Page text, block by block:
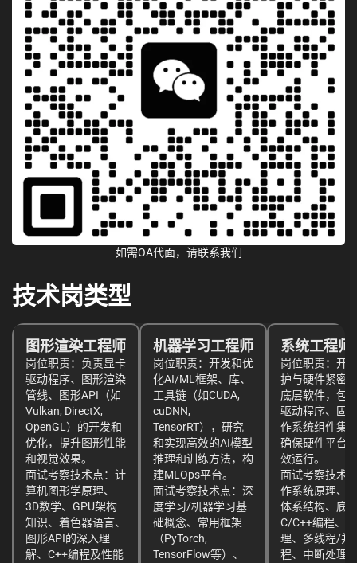
如需OA代面，请联系我们
技术岗类型
图形渲染工程师
岗位职责：负责显卡
驱动程序、图形渲染
管线、图形API（如
Vulkan, DirectX,
OpenGL）的开发和
优化，提升图形性能
和视觉效果。
面试考察技术点：计
算机图形学原理、
3D数学、GPU架构
知识、着色器语言、
图形API的深入理
解、C++编程及性能
机器学习工程师
岗位职责：开发和优
化AI/ML框架、库、
工具链（如CUDA,
cuDNN,
TensorRT），研究
和实现高效的AI模型
推理和训练方法，构
建MLOps平台。
面试考察技术点：深
度学习/机器学习基
础概念、常用框架
（PyTorch,
TensorFlow等）、
系统工程师
岗位职责：开
护与硬件紧密
底层软件，包
驱动程序、固
作系统组件集
确保硬件平台
效运行。
面试考察技术
作系统原理、
体系结构、底
C/C++编程、
理、多线程/并
程、中断处理